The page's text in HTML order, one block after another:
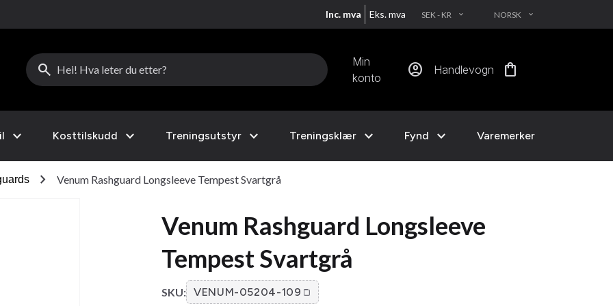
Inc. mva Eks. mva SEK - KR EXPAND_MORE NORSK EXPAND_MORE
search
Min
konto
account_circle Handlevogn shopping_bag
expand_more Kosttilskudd expand_more Treningsutstyr expand_more Treningsklær expand_more Fynd expand_more Varemerker
chevron_right Venum Rashguard Longsleeve Tempest Svartgrå
Venum Rashguard Longsleeve
Tempest Svartgrå
SKU: VENUM-05204-109